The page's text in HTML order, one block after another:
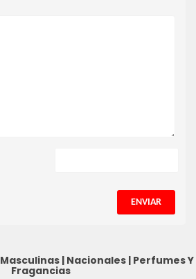
ENVIAR
Masculinas| Nacionales| Perfumes Y
Fragancias